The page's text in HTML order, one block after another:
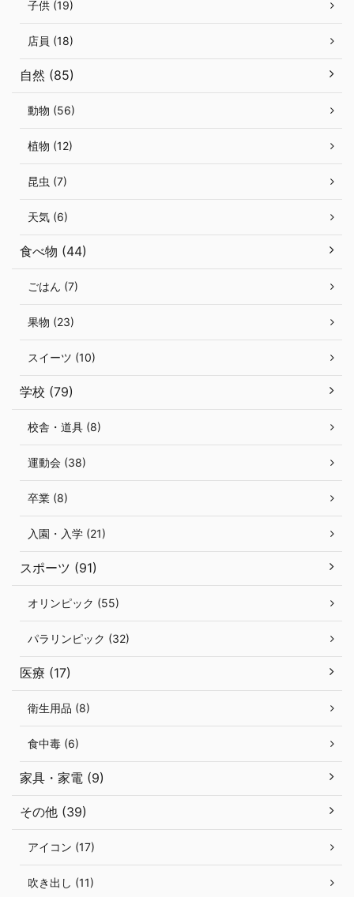
子供 (19)
店員 (18)
自然 (85)
動物 (56)
植物 (12)
昆虫 (7)
天気 (6)
食べ物 (44)
ごはん (7)
果物 (23)
スイーツ (10)
学校 (79)
校舎・道具 (8)
運動会 (38)
卒業 (8)
入園・入学 (21)
スポーツ (91)
オリンピック (55)
パラリンピック (32)
医療 (17)
衛生用品 (8)
食中毒 (6)
家具・家電 (9)
その他 (39)
アイコン (17)
吹き出し (11)